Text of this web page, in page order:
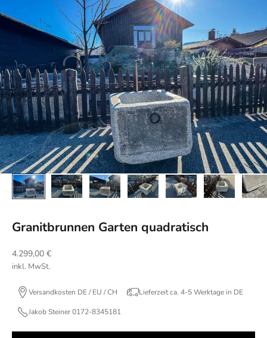
Granitbrunnen Garten quadratisch
Angebot
4.299,00 €
inkl. MwSt.
Versandkosten DE / EU / CH Lieferzeit ca. 4-5 Werktage in DE
Jakob Steiner 0172-8345181